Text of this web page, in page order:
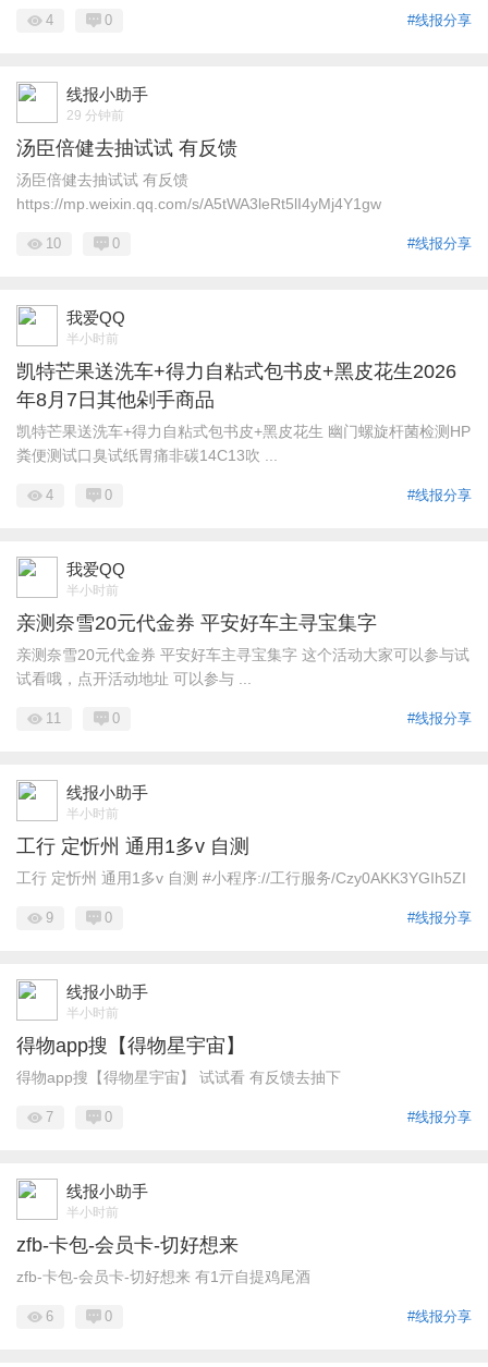
#线报分享
4 0
线报小助手
29 分钟前
汤臣倍健去抽试试 有反馈
汤臣倍健去抽试试 有反馈
https://mp.weixin.qq.com/s/A5tWA3leRt5lI4yMj4Y1gw
#线报分享
10 0
我爱QQ
半小时前
凯特芒果送洗车+得力自粘式包书皮+黑皮花生2026
年8月7日其他剁手商品
凯特芒果送洗车+得力自粘式包书皮+黑皮花生 幽门螺旋杆菌检测HP
粪便测试口臭试纸胃痛非碳14C13吹 ...
#线报分享
4 0
我爱QQ
半小时前
亲测奈雪20元代金券 平安好车主寻宝集字
亲测奈雪20元代金券 平安好车主寻宝集字 这个活动大家可以参与试
试看哦，点开活动地址 可以参与 ...
#线报分享
11 0
线报小助手
半小时前
工行 定忻州 通用1多v 自测
工行 定忻州 通用1多v 自测 #小程序://工行服务/Czy0AKK3YGIh5ZI
#线报分享
9 0
线报小助手
半小时前
得物app搜【得物星宇宙】
得物app搜【得物星宇宙】 试试看 有反馈去抽下
#线报分享
7 0
线报小助手
半小时前
zfb-卡包-会员卡-切好想来
zfb-卡包-会员卡-切好想来 有1亓自提鸡尾酒
#线报分享
6 0